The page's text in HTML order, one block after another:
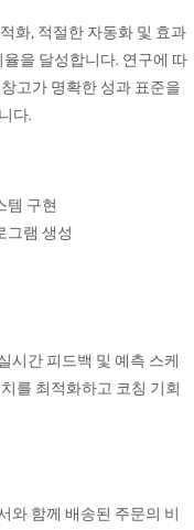
화, 적절한 자동화 및 효과
을 달성합니다. 연구에 따
고가 명확한 성과 표준을
다.
템 구현
그램 생성
시간 피드백 및 예측 스케
를 최적화하고 코칭 기회
와 함께 배송된 주문의 비